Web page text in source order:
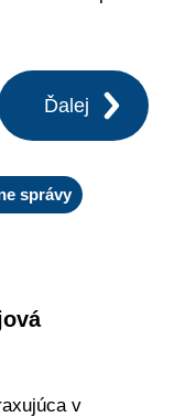
Ďalej
správy
v